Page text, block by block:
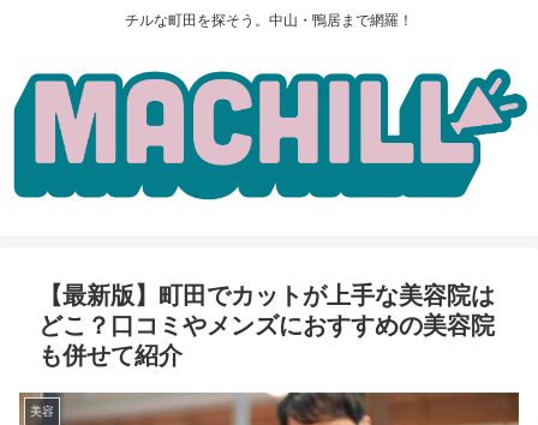
チルな町田を探そう。中山・鴨居まで網羅！
【最新版】町田でカットが上手な美容院は
どこ？口コミやメンズにおすすめの美容院
も併せて紹介
美容